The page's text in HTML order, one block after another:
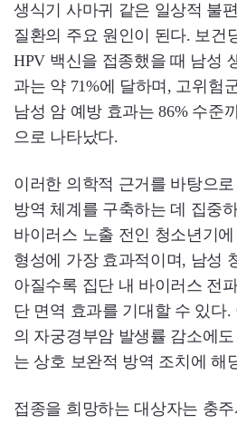
생식기 사마귀 같은 일상적 불
질환의 주요 원인이 된다. 보건
HPV 백신을 접종했을 때 남성
과는 약 71%에 달하며, 고위험
남성 암 예방 효과는 86% 수준
으로 나타났다.
이러한 의학적 근거를 바탕으
방역 체계를 구축하는 데 집중
바이러스 노출 전인 청소년기
형성에 가장 효과적이며, 남성
아질수록 집단 내 바이러스 전
단 면역 효과를 기대할 수 있다
의 자궁경부암 발생률 감소에
는 상호 보완적 방역 조치에 해
접종을 희망하는 대상자는 충